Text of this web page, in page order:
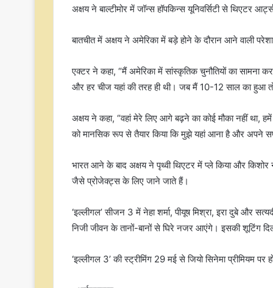
अक्षय ने बाल्टीमोर में जॉन्स हॉपकिन्स यूनिवर्सिटी से थिएटर
बातचीत में अक्षय ने अमेरिका में बड़े होने के दौरान आने वाली
एक्टर ने कहा, “मैं अमेरिका में सांस्कृतिक चुनौतियों का सामना
और हर चीज यहां की तरह ही थी। जब मैं 10-12 साल का हुआ
अक्षय ने कहा, “वहां मेरे लिए आगे बढ़ने का कोई मौका नहीं था,
को मानसिक रूप से तैयार किया कि मुझे यहां आना है और अपने
भारत आने के बाद अक्षय ने पृथ्वी थिएटर में प्ले किया और किशोर
जैसे प्रोजेक्ट्स के लिए जाने जाते हैं।
‘इल्लीगल’ सीजन 3 में नेहा शर्मा, पीयूष मिश्रा, इरा दुबे और
निजी जीवन के तानों-बानों से घिरे नजर आएंगे। इसकी शूटिंग
‘इल्लीगल 3’ की स्ट्रीमिंग 29 मई से जियो सिनेमा प्रीमियम